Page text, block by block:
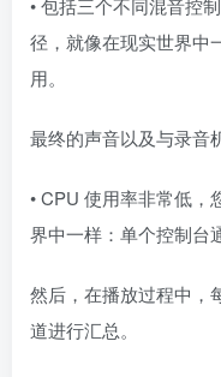
• 包括三个不同混音控
径，就像在现实世界中
用。
最终的声音以及与录音
• CPU 使用率非常低
界中一样：单个控制台
然后，在播放过程中，
道进行汇总。